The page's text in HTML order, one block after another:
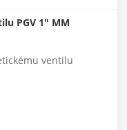
PGV 1" MM
ventilu